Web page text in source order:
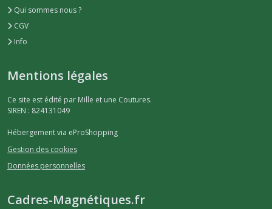
Qui sommes nous ?
CGV
Info
Mentions légales
Ce site est édité par Mille et une Coutures.
SIREN : 824131049
Hébergement via eProShopping
Gestion des cookies
Données personnelles
Cadres-Magnétiques.fr